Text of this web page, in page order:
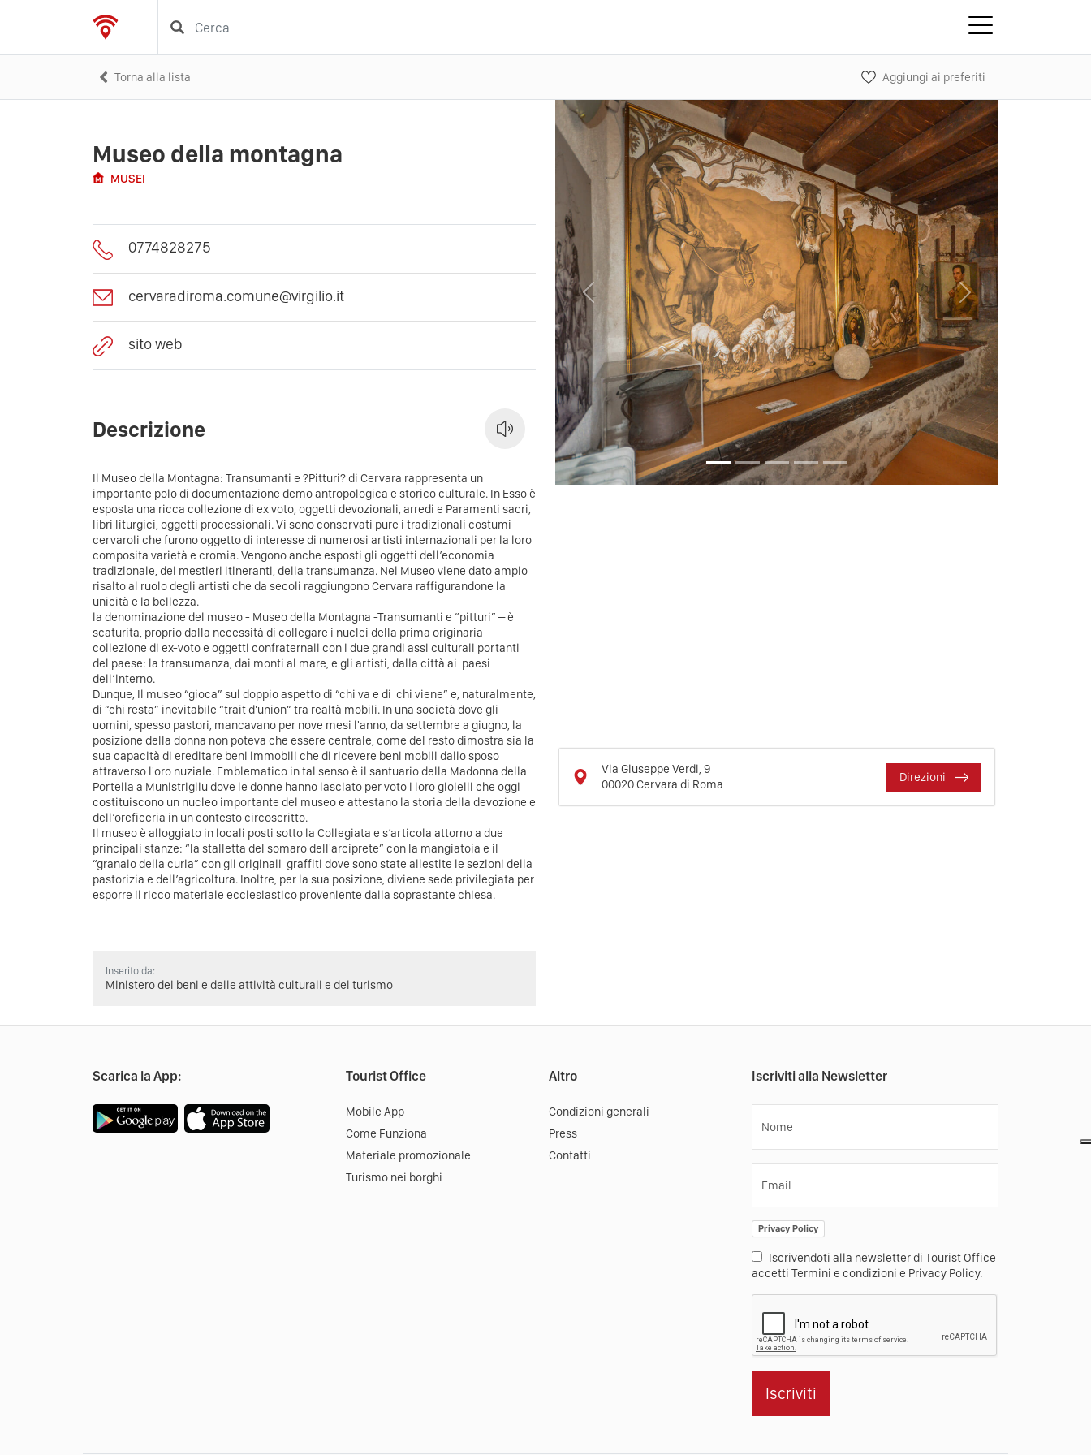
Torna alla lista Aggiungi ai preferiti
Museo della montagna
MUSEI
0774828275
cervaradiroma.comune@virgilio.it
sito web
Descrizione
Il Museo della Montagna: Transumanti e ?Pitturi? di Cervara rappresenta un
importante polo di documentazione demo antropologica e storico culturale. In Esso è
esposta una ricca collezione di ex voto, oggetti devozionali, arredi e Paramenti sacri,
libri liturgici, oggetti processionali. Vi sono conservati pure i tradizionali costumi
cervaroli che furono oggetto di interesse di numerosi artisti internazionali per la loro
composita varietà e cromia. Vengono anche esposti gli oggetti dell’economia
tradizionale, dei mestieri itineranti, della transumanza. Nel Museo viene dato ampio
risalto al ruolo degli artisti che da secoli raggiungono Cervara raffigurandone la
unicità e la bellezza.
la denominazione del museo - Museo della Montagna -Transumanti e “pitturi” – è
scaturita, proprio dalla necessità di collegare i nuclei della prima originaria
collezione di ex-voto e oggetti confraternali con i due grandi assi culturali portanti
del paese: la transumanza, dai monti al mare, e gli artisti, dalla città ai paesi
dell’interno.
Dunque, Il museo “gioca” sul doppio aspetto di “chi va e di chi viene” e, naturalmente,
di “chi resta” inevitabile “trait d'union” tra realtà mobili. In una società dove gli
uomini, spesso pastori, mancavano per nove mesi l'anno, da settembre a giugno, la
posizione della donna non poteva che essere centrale, come del resto dimostra sia la
sua capacità di ereditare beni immobili che di ricevere beni mobili dallo sposo
attraverso l'oro nuziale. Emblematico in tal senso è il santuario della Madonna della
Portella a Munistrigliu dove le donne hanno lasciato per voto i loro gioielli che oggi
costituiscono un nucleo importante del museo e attestano la storia della devozione e
dell’oreficeria in un contesto circoscritto.
Il museo è alloggiato in locali posti sotto la Collegiata e s’articola attorno a due
principali stanze: “la stalletta del somaro dell'arciprete” con la mangiatoia e il
“granaio della curia” con gli originali graffiti dove sono state allestite le sezioni della
pastorizia e dell’agricoltura. Inoltre, per la sua posizione, diviene sede privilegiata per
esporre il ricco materiale ecclesiastico proveniente dalla soprastante chiesa.
Inserito da:
Ministero dei beni e delle attività culturali e del turismo
Previous Next
Via Giuseppe Verdi, 9
00020Cervara di Roma
Direzioni
Scarica la App: Tourist Office
Mobile App
Come Funziona
Materiale promozionale
Turismo nei borghi
Altro
Condizioni generali
Press
Contatti
Iscriviti alla Newsletter
Nome
Email
Privacy Policy
Iscrivendoti alla newsletter di Tourist Office
accetti Termini e condizioni e Privacy Policy.
Iscriviti